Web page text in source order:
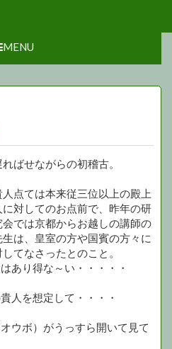
MENU
ればせながらの初稽古。
人点ては本来従三位以上の殿上
に対してのお点前で、昨年の研
会では京都からお越しの講師の
生は、皇室の方や国賓の方々に
してなさったとのこと。
あり得な～い・・・・・
人を想定して・・・・
ウボ）がうっすら開いて見て